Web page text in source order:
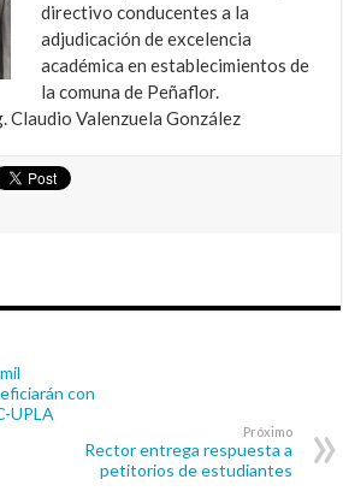
directivo conducentes a la
adjudicación de excelencia
académica en establecimientos de
la comuna de Peñaflor.
Claudio Valenzuela González
con
UPLA
Próximo
Rector entrega respuesta a
petitorios de estudiantes